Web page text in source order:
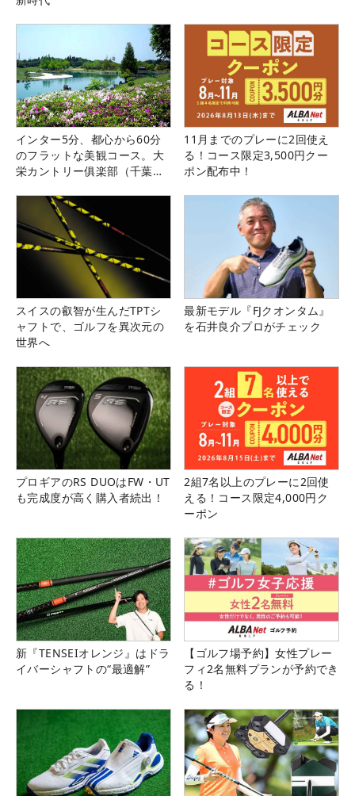
インター5分、都心から60分
のフラットな美観コース。大
栄カントリー俱楽部（千葉
11月までのプレーに2回使え
る！コース限定3,500円クー
ポン配布中！
スイスの叡智が生んだTPTシ
ャフトで、ゴルフを異次元の
世界へ
最新モデル『FJクオンタム』
を石井良介プロがチェック
プロギアのRS DUOはFW・UT
も完成度が高く購入者続出！
2組7名以上のプレーに2回使
える！コース限定4,000円ク
ーポン
新『TENSEIオレンジ』はドラ
イバーシャフトの“最適解”
【ゴルフ場予約】女性プレー
フィ2名無料プランが予約でき
る！